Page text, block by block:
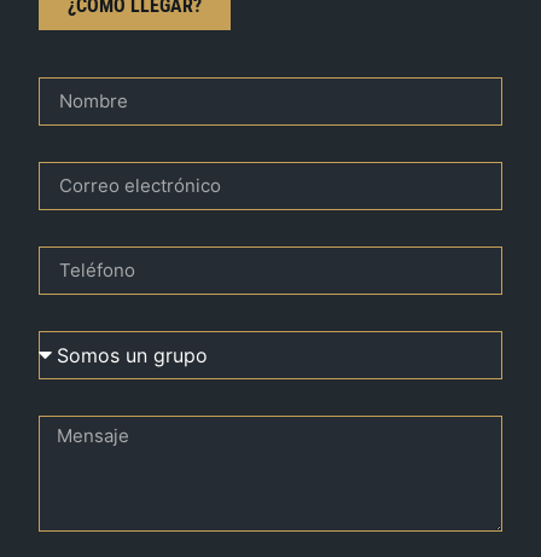
¿CÓMO LLEGAR?